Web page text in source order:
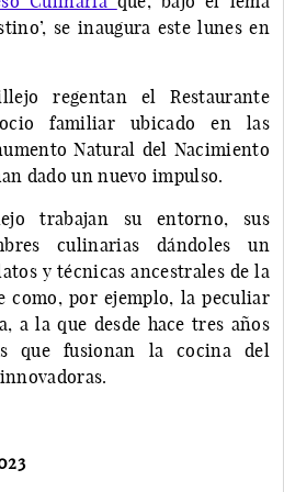
se inaugura este lunes en
regentan el Restaurante
familiar ubicado en las
Natural del Nacimiento
dado un nuevo impulso.
trabajan su entorno, sus
culinarias dándoles un
y técnicas ancestrales de la
como, por ejemplo, la peculiar
a la que desde hace tres años
que fusionan la cocina del